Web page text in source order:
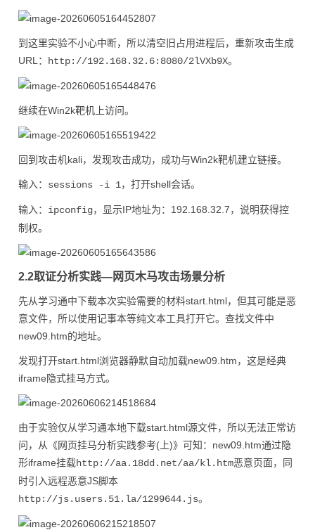
到这里实验不小心中断，所以清空旧占用进程后，重新攻击生成
URL：
http://192.168.32.6:8080/2lVXb9X。
继续在Win2k靶机上访问。
回到攻击机kali，发现攻击成功，成功与Win2k靶机建立链接。
输入： sessions -i 1，打开shell会话。
输入： ipconfig，显示IP地址为：192.168.32.7，说明获得控
制权。
2.2取证分析实践—网页木马攻击场景分析
先从学习通中下载本次实验需要的材料start.html，但其可能是恶
意文件，所以使用记事本等纯文本工具打开它。查找文件中
new09.htm的地址。
发现打开start.html浏览器静默自动加载new09.htm，这是经典
iframe隐式挂马方式。
由于实验仅从学习通本地下载start.html源文件，所以无法正常访
问，从《网页挂马分析实践参考(上)》可知：new09.htm通过隐
形iframe挂载http://aa.18dd.net/aa/kl.htm恶意页面，同
时引入远程恶意JS脚本
http://js.users.51.la/1299644.js。